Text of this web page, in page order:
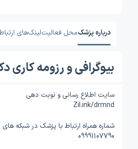
درباره پزشکمحل فعالیتلینک‌های
بیوگرافی و رزومه
سایت اطلاع رسانی و نوبت دهی
Zil.ink/drmnd
شماره همراه ارتباط با پزشک در شبکه
09991107790